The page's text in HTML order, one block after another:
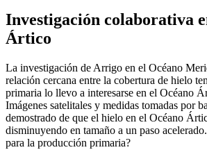
Investigación colaborativa
Ártico
La investigación de Arrigo en el Océano
relación cercana entre la cobertura de hielo
primaria lo llevo a interesarse en el Océano
Imágenes satelitales y medidas tomadas por
demostrado de que el hielo en el Océano
disminuyendo en tamaño a un paso
para la producción primaria?